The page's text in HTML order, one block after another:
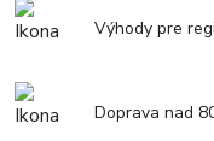
Výhody pre
Doprava nad